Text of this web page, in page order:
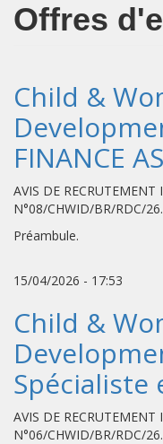
Offres
Child &
FINANCE
AVIS DE RECRUTEMENT
N°08/CHWID/BR/RDC/26.
Préambule.
15/04/2026 - 17:53
Child &
Spécialiste
AVIS DE RECRUTEMENT
N°06/CHWID/BR/RDC/26.